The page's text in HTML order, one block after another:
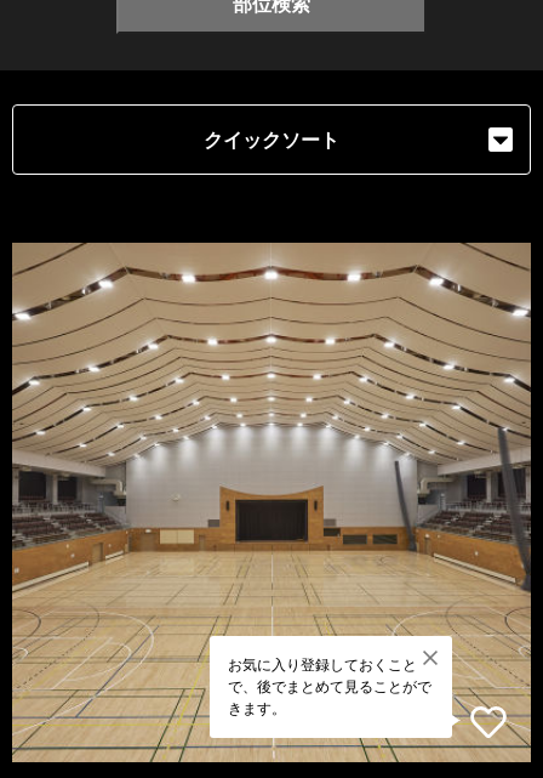
クイックソート
お気に入り登録しておくこと
で、後でまとめて見ることがで
きます。